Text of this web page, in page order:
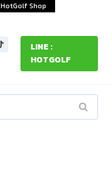
HotGolf Shop
LINE :
HOTGOLF